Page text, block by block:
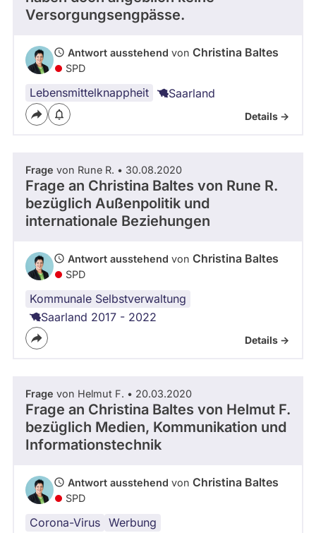
Versorgungsengpässe.
Antwort ausstehend von Christina Baltes
SPD
Lebensmittelknappheit Saarland
Details ->
Frage von Rune R. • 30.08.2020
Frage an Christina Baltes von Rune R.
bezüglich Außenpolitik und
internationale Beziehungen
Antwort ausstehend von Christina Baltes
SPD
Kommunale Selbstverwaltung
Saarland 2017 - 2022
Details ->
Frage von Helmut F. • 20.03.2020
Frage an Christina Baltes von Helmut F.
bezüglich Medien, Kommunikation und
Informationstechnik
Antwort ausstehend von Christina Baltes
SPD
Corona-Virus Werbung